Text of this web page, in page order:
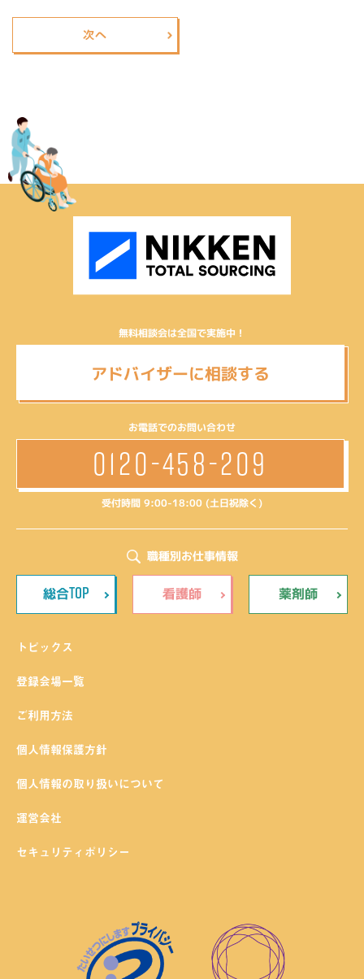
無料相談会は全国で実施中！
アドバイザーに相談する
お電話でのお問い合わせ
0120-458-209
受付時間 9:00-18:00 (土日祝除く)
職種別お仕事情報
総合TOP 看護師 薬剤師
トピックス
登録会場一覧
ご利用方法
個人情報保護方針
個人情報の取り扱いについて
運営会社
セキュリティポリシー